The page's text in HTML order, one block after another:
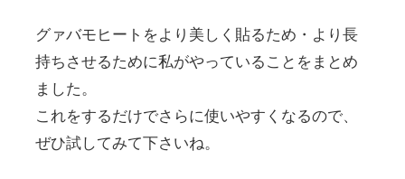
グァバモヒートをより美しく貼るため・より長
持ちさせるために私がやっていることをまとめ
ました。
これをするだけでさらに使いやすくなるので、
ぜひ試してみて下さいね。